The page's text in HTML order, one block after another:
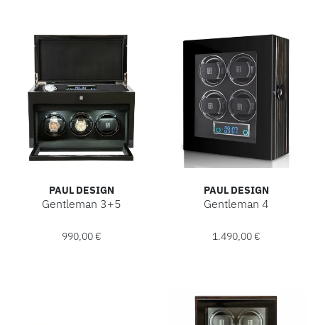
PAUL DESIGN
Gentleman 3+5
990,00 €
PAUL DESIGN
Gentleman 4
1.490,00 €